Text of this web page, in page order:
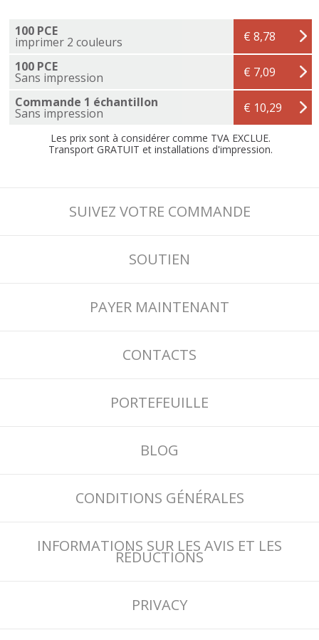
100 PCE
imprimer 2 couleurs
€ 8,78
100 PCE
Sans impression
€ 7,09
Commande 1 échantillon
Sans impression € 10,29
Les prix sont à considérer comme TVA EXCLUE.
Transport GRATUIT et installations d'impression.
SUIVEZ VOTRE COMMANDE
SOUTIEN
PAYER MAINTENANT
CONTACTS
PORTEFEUILLE
BLOG
CONDITIONS GÉNÉRALES
INFORMATIONS SUR LES AVIS ET LES
RÉDUCTIONS
PRIVACY